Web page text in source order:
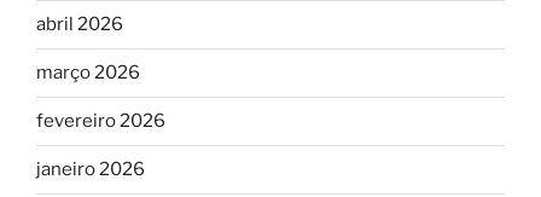
abril 2026
março 2026
fevereiro 2026
janeiro 2026